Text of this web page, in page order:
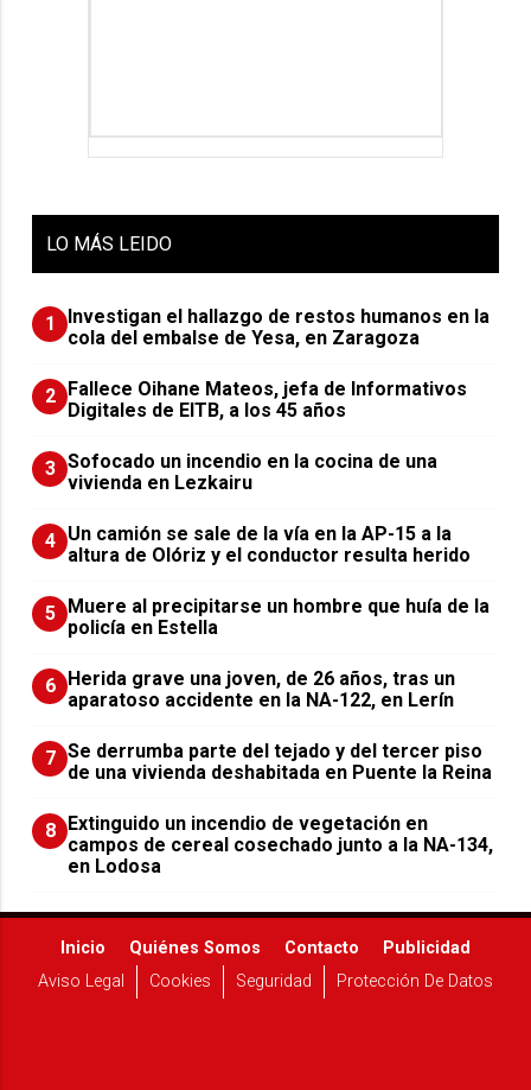
LO MÁS LEIDO
1
Investigan el hallazgo de restos humanos en la
cola del embalse de Yesa, en Zaragoza
2 Fallece Oihane Mateos, jefa de Informativos
Digitales de EITB, a los 45 años
3 Sofocado un incendio en la cocina de una
vivienda en Lezkairu
4 Un camión se sale de la vía en la AP-15 a la
altura de Olóriz y el conductor resulta herido
5 Muere al precipitarse un hombre que huía de la
policía en Estella
6 Herida grave una joven, de 26 años, tras un
aparatoso accidente en la NA-122, en Lerín
7 Se derrumba parte del tejado y del tercer piso
de una vivienda deshabitada en Puente la Reina
8 Extinguido un incendio de vegetación en
campos de cereal cosechado junto a la NA-134,
en Lodosa
Inicio Quiénes Somos Contacto
Publicidad
Aviso Legal
Cookies Seguridad Protección De Datos